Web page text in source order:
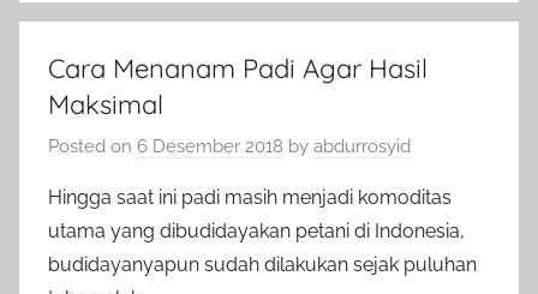
Cara Menanam Padi Agar Hasil
Maksimal
Posted on 6 Desember 2018 by abdurrosyid
Hingga saat ini padi masih menjadi komoditas
utama yang dibudidayakan petani di Indonesia,
budidayanyapun sudah dilakukan sejak puluhan